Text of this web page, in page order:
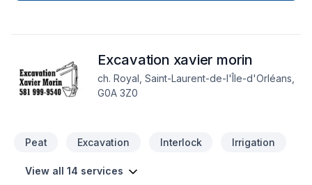
équipe expérimentée vous accompagne à chaque étape,
avec des conseils sur mesure et un service clé en main
irréprochable. Confiez votre projet à une équipe qui a à
Excavation xavier morin
ch. Royal, Saint-Laurent-de-l'Île-d'Orléans,
G0A 3Z0
Peat Excavation Interlock Irrigation
View all 14 services